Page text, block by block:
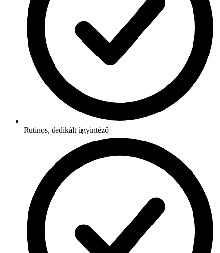
Rutinos, dedikált ügyintéző